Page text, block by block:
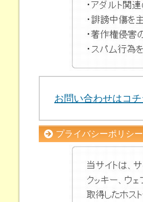
お問い合わせはコチ
プライバシーポリシー